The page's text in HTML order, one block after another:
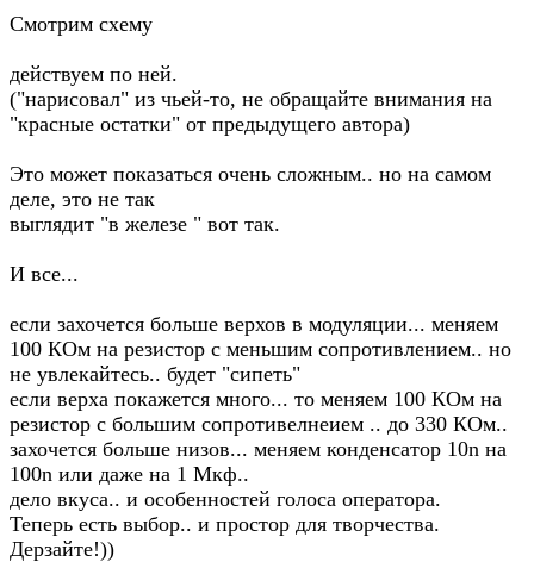
Смотрим схему
действуем по ней.
("нарисовал" из чьей-то, не обращайте внимания на
"красные остатки" от предыдущего автора)
Это может показаться очень сложным.. но на самом
деле, это не так
выглядит "в железе " вот так.
И все...
если захочется больше верхов в модуляции... меняем
100 КОм на резистор с меньшим сопротивлением.. но
не увлекайтесь.. будет "сипеть"
если верха покажется много... то меняем 100 КОм на
резистор с большим сопротивелнеием .. до 330 КОм..
захочется больше низов... меняем конденсатор 10n на
100n или даже на 1 Мкф..
дело вкуса.. и особенностей голоса оператора.
Теперь есть выбор.. и простор для творчества.
Дерзайте!))